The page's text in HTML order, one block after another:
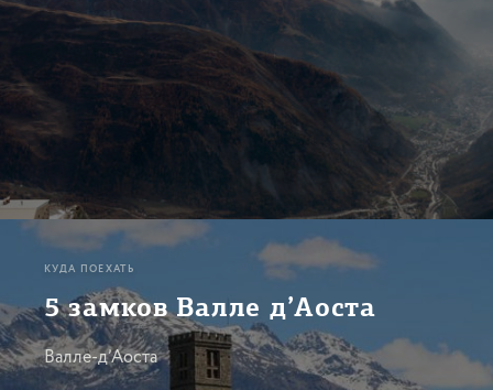
КУДА ПОЕХАТЬ
5 замков Валле д’Аоста
Валле-д’Аоста